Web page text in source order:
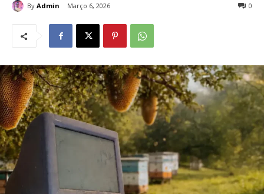
By Admin Março 6, 2026 0